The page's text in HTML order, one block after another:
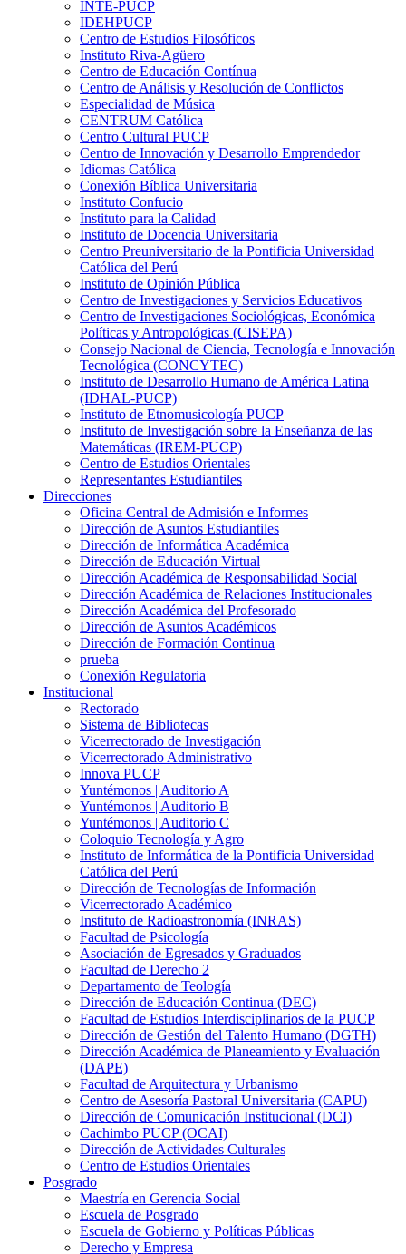
INTE-PUCP
IDEHPUCP
Centro de Estudios Filosóficos
Instituto Riva-Agüero
Centro de Educación Contínua
Centro de Análisis y Resolución de Conflictos
Especialidad de Música
CENTRUM Católica
Centro Cultural PUCP
Centro de Innovación y Desarrollo Emprendedor
Idiomas Católica
Conexión Bíblica Universitaria
Instituto Confucio
Instituto para la Calidad
Instituto de Docencia Universitaria
Centro Preuniversitario de la Pontificia Universidad
Católica del Perú
Instituto de Opinión Pública
Centro de Investigaciones y Servicios Educativos
Centro de Investigaciones Sociológicas, Económica
Políticas y Antropológicas (CISEPA)
Consejo Nacional de Ciencia, Tecnología e Innovación
Tecnológica (CONCYTEC)
Instituto de Desarrollo Humano de América Latina
(IDHAL-PUCP)
Instituto de Etnomusicología PUCP
Instituto de Investigación sobre la Enseñanza de las
Matemáticas (IREM-PUCP)
Centro de Estudios Orientales
Representantes Estudiantiles
Direcciones
Oficina Central de Admisión e Informes
Dirección de Asuntos Estudiantiles
Dirección de Informática Académica
Dirección de Educación Virtual
Dirección Académica de Responsabilidad Social
Dirección Académica de Relaciones Institucionales
Dirección Académica del Profesorado
Dirección de Asuntos Académicos
Dirección de Formación Continua
prueba
Conexión Regulatoria
Institucional
Rectorado
Sistema de Bibliotecas
Vicerrectorado de Investigación
Vicerrectorado Administrativo
Innova PUCP
Yuntémonos | Auditorio A
Yuntémonos | Auditorio B
Yuntémonos | Auditorio C
Coloquio Tecnología y Agro
Instituto de Informática de la Pontificia Universidad
Católica del Perú
Dirección de Tecnologías de Información
Vicerrectorado Académico
Instituto de Radioastronomía (INRAS)
Facultad de Psicología
Asociación de Egresados y Graduados
Facultad de Derecho 2
Departamento de Teología
Dirección de Educación Continua (DEC)
Facultad de Estudios Interdisciplinarios de la PUCP
Dirección de Gestión del Talento Humano (DGTH)
Dirección Académica de Planeamiento y Evaluación
(DAPE)
Facultad de Arquitectura y Urbanismo
Centro de Asesoría Pastoral Universitaria (CAPU)
Dirección de Comunicación Institucional (DCI)
Cachimbo PUCP (OCAI)
Dirección de Actividades Culturales
Centro de Estudios Orientales
Posgrado
Maestría en Gerencia Social
Escuela de Posgrado
Escuela de Gobierno y Políticas Públicas
Derecho y Empresa